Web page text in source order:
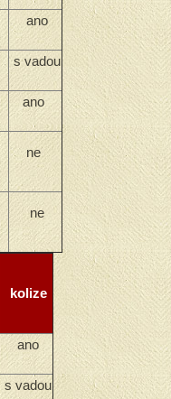
ano
s vadou
ano
ne
ne
kolize
ano
s vadou